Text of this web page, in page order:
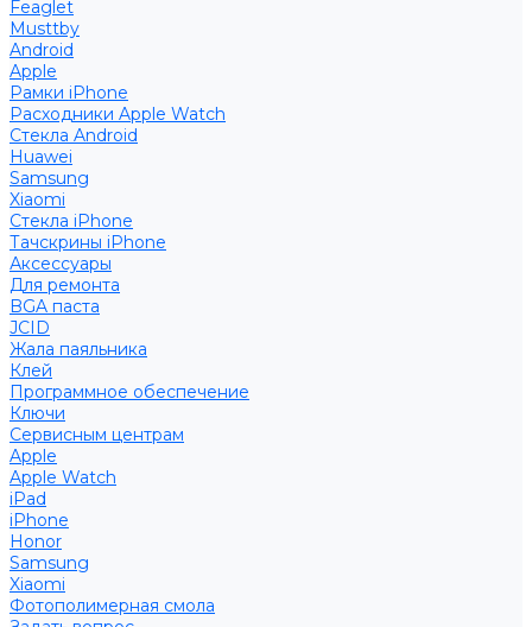
Feaglet
Musttby
Android
Apple
Рамки iPhone
Расходники Apple Watch
Стекла Android
Huawei
Samsung
Xiaomi
Стекла iPhone
Тачскрины iPhone
Аксессуары
Для ремонта
BGA паста
JCID
Жала паяльника
Клей
Программное обеспечение
Ключи
Сервисным центрам
Apple
Apple Watch
iPad
iPhone
Honor
Samsung
Xiaomi
Фотополимерная смола